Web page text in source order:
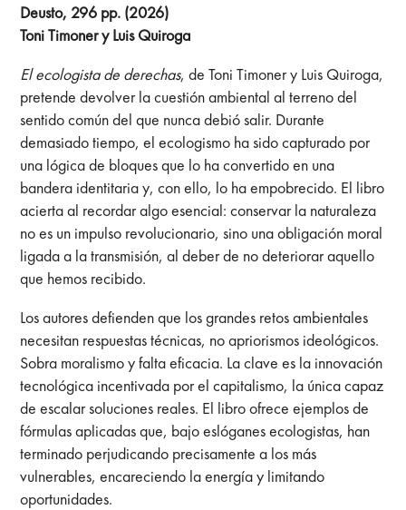
Deusto, 296 pp. (2026)
Toni Timoner y Luis Quiroga
El ecologista de derechas, de Toni Timoner y Luis Quiroga,
pretende devolver la cuestión ambiental al terreno del
sentido común del que nunca debió salir. Durante
demasiado tiempo, el ecologismo ha sido capturado por
una lógica de bloques que lo ha convertido en una
bandera identitaria y, con ello, lo ha empobrecido. El libro
acierta al recordar algo esencial: conservar la naturaleza
no es un impulso revolucionario, sino una obligación moral
ligada a la transmisión, al deber de no deteriorar aquello
que hemos recibido.
Los autores defienden que los grandes retos ambientales
necesitan respuestas técnicas, no apriorismos ideológicos.
Sobra moralismo y falta eficacia. La clave es la innovación
tecnológica incentivada por el capitalismo, la única capaz
de escalar soluciones reales. El libro ofrece ejemplos de
fórmulas aplicadas que, bajo eslóganes ecologistas, han
terminado perjudicando precisamente a los más
vulnerables, encareciendo la energía y limitando
oportunidades.